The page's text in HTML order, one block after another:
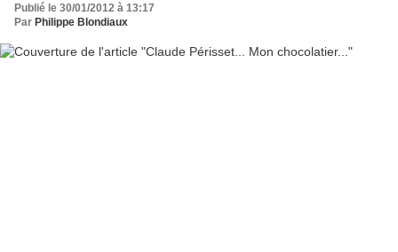
Publié le 30/01/2012 à 13:17
Par Philippe Blondiaux